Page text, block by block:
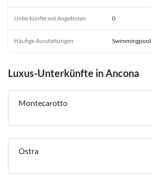
Unterkünfte mit Angeboten 0
Häufige Ausstattungen Swimmingpool
Luxus-Unterkünfte in Ancona
Montecarotto
Ostra